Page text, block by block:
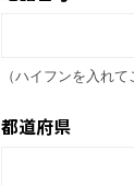
（ハイフンを入れ
都道府県